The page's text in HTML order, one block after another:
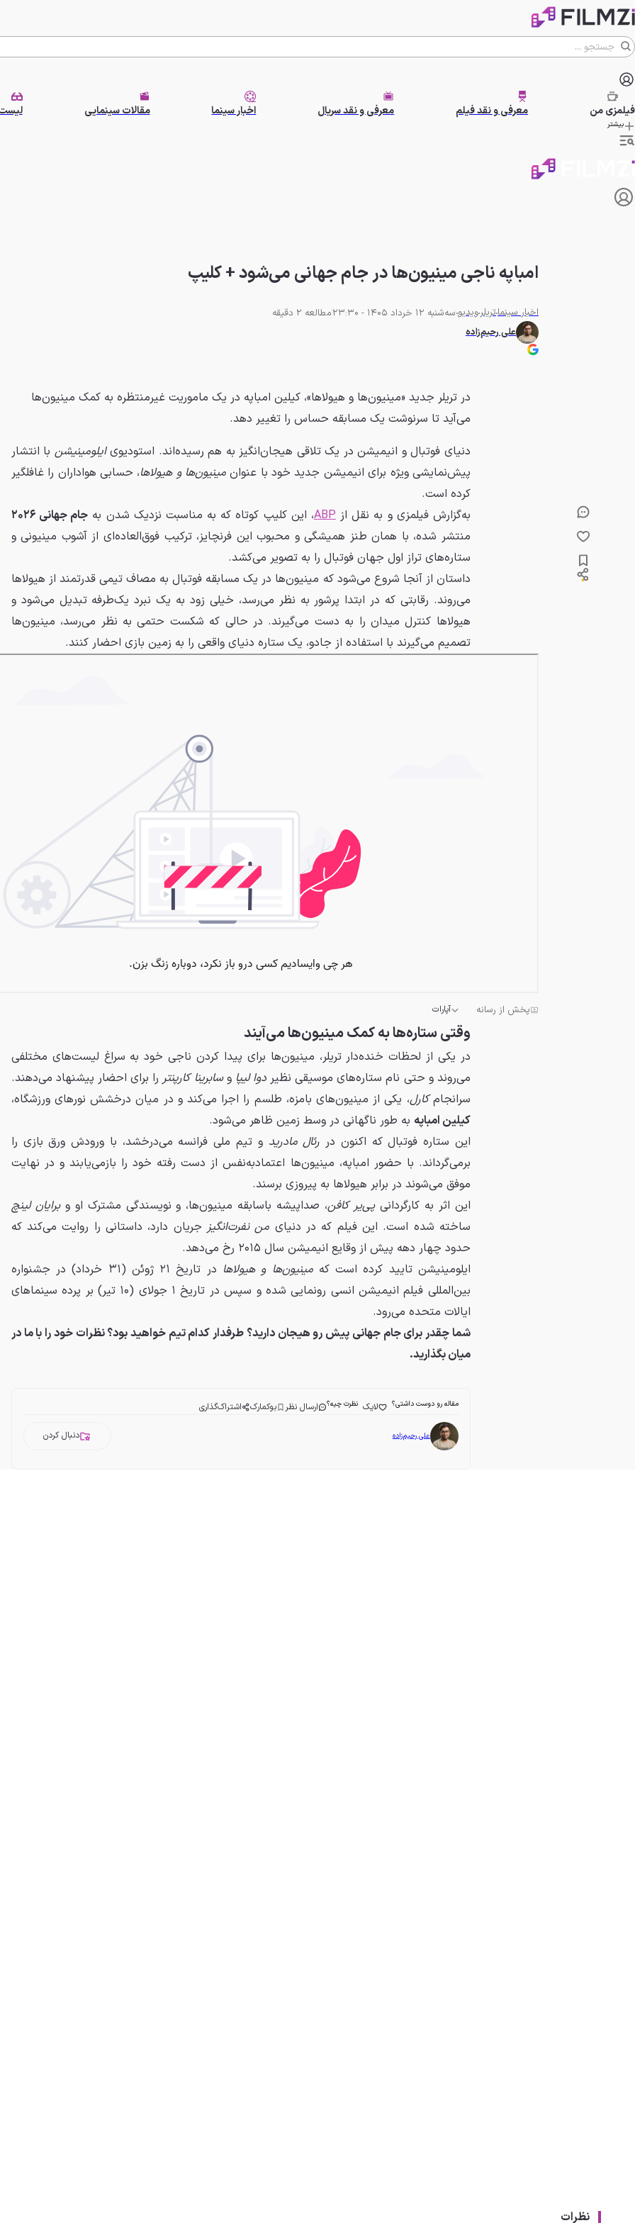
فیلمزیمن معرفی و نقد فیلم معرفی و نقد سریال اخبار سینما مقالات سینمایی
بیشتر
امباپه ناجی مینیون‌ها در جام جهانی می‌شود + کلیپ
اخبار سینماتریلرویدیو سه‌شنبه 12 خرداد 1405 - 23:30
مطالعه 2 دقیقه
علی رحیم‌زاده
در تریلر جدید «مینیون‌ها و هیولاها»، کیلین امباپه در یک ماموریت غیرمنتظره به کمک مینیون‌ها
می‌آید تا سرنوشت یک مسابقه حساس را تغییر دهد.
دنیای فوتبال و انیمیشن در یک تلاقی هیجان‌انگیز به هم رسیده‌اند. استودیویایلومینیشن با انتشار
پیش‌نمایشی ویژه برای انیمیشن جدید خود با عنوان مینیون‌ها و هیولاها، حسابی هواداران را غافلگیر
کرده است.
به‌گزارش فیلمزی و به نقل ازABP، این کلیپ کوتاه که به مناسبت نزدیک شدن به جام جهانی ۲۰۲۶
منتشر شده، با همان طنز همیشگی و محبوب این فرنچایز، ترکیب فوق‌العاده‌ای از آشوب مینیونی و
ستاره‌های تراز اول جهان فوتبال را به تصویر می‌کشد.
داستان از آنجا شروع می‌شود که مینیون‌ها در یک مسابقه فوتبال به مصاف تیمی قدرتمند از هیولاها
می‌روند. رقابتی که در ابتدا پرشور به نظر می‌رسد، خیلی زود به یک نبرد یک‌طرفه تبدیل می‌شود و
هیولاها کنترل میدان را به دست می‌گیرند. در حالی که شکست حتمی به نظر می‌رسد، مینیون‌ها
تصمیم می‌گیرند با استفاده از جادو، یک ستاره دنیای واقعی را به زمین بازی احضار کنند.
پخش از رسانه آپارات
وقتی ستاره‌ها به کمک مینیون‌ها می‌آیند
در یکی از لحظات خنده‌دار تریلر، مینیون‌ها برای پیدا کردن ناجی خود به سراغ لیست‌های مختلفی
می‌روند و حتی نام ستاره‌های موسیقی نظیردوا لیپا وسابرینا کارپنتررا برای احضار پیشنهاد می‌دهند.
سرانجامکارل، یکی از مینیون‌های بامزه، طلسم را اجرا می‌کند و در میان درخشش نورهای ورزشگاه،
کیلین امباپه به طور ناگهانی در وسط زمین ظاهر می‌شود.
این ستاره فوتبال که اکنون در رئال مادرید و تیم ملی فرانسه می‌درخشد، با ورودش ورق بازی را
برمی‌گرداند. با حضور امباپه، مینیون‌ها اعتمادبه‌نفس از دست رفته خود را بازمی‌یابند و در نهایت
موفق می‌شوند در برابر هیولاها به پیروزی برسند.
این اثر به کارگردانیپی‌یر کافن، صداپیشه باسابقه مینیون‌ها، و نویسندگی مشترک او وبرایان لینچ
ساخته شده است. این فیلم که در دنیای من نفرت‌انگیزجریان دارد، داستانی را روایت می‌کند که
حدود چهار دهه پیش از وقایع انیمیشن سال ۲۰۱۵ رخ می‌دهد.
ایلومینیشن تایید کرده است کهمینیون‌ها و هیولاها
در تاریخ ۲۱ ژوئن (۳۱ خرداد) در جشنواره
بین‌المللی فیلم انیمیشن انسی رونمایی شده و سپس در تاریخ ۱ جولای (۱۰ تیر) بر پرده سینماهای
ایالات متحده می‌رود.
شما چقدر برای جام جهانی پیش رو هیجان دارید؟ طرفدار کدام تیم خواهید بود؟ نظرات خود را با ما در
میان بگذارید.
مقاله رو دوست داشتی؟ لایک نظرت چیه؟ ارسال نظر بوکمارک اشتراک‌گذاری
علی رحیم‌زاده دنبال کردن
نظرات